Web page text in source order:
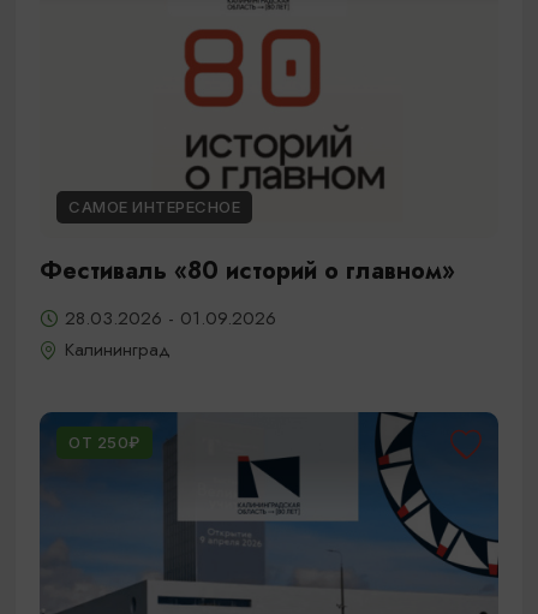
САМОЕ ИНТЕРЕСНОЕ
Фестиваль «80 историй о главном»
28.03.2026 - 01.09.2026
Калининград
ОТ 250₽